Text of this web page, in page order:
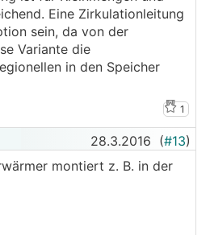
Eine Zirkulationleitung
sein, da von der
Variante die
in den Speicher
1
28.3.2016 (#13)
montiert z. B. in der